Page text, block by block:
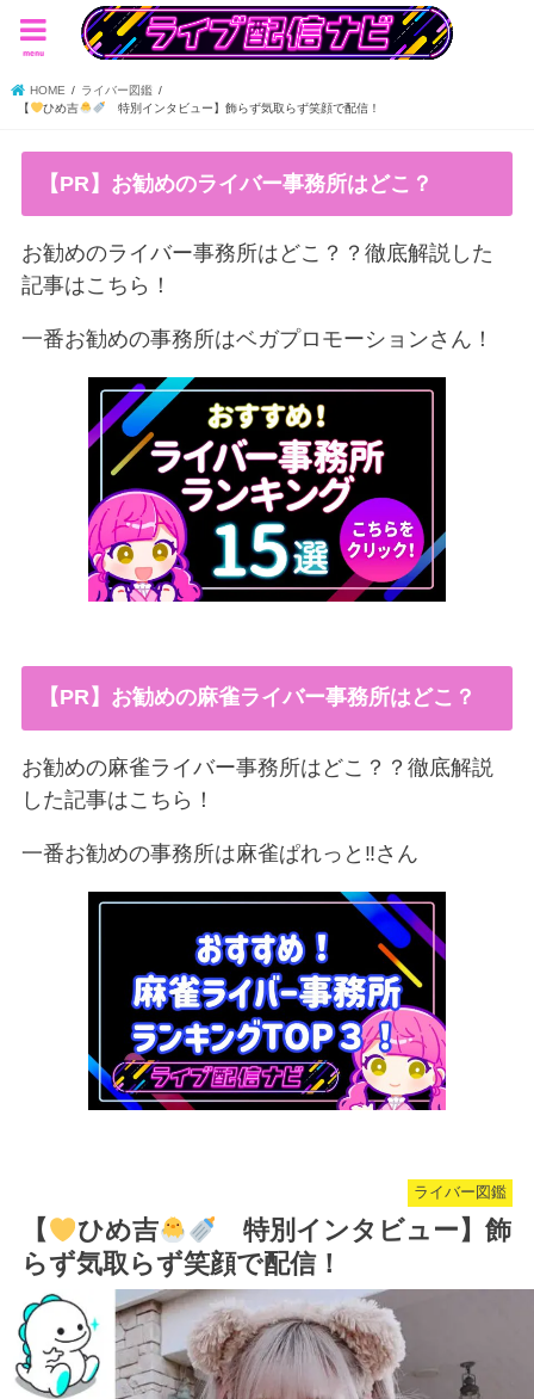
menu
HOME
ライバー図鑑
【
ひめ吉 特別インタビュー】飾らず気取らず笑顔で配信！
【PR】お勧めのライバー事務所はどこ？
お勧めのライバー事務所はどこ？？徹底解説した
記事はこちら！
一番お勧めの事務所はベガプロモーションさん！
【PR】お勧めの麻雀ライバー事務所はどこ？
お勧めの麻雀ライバー事務所はどこ？？徹底解説
した記事はこちら！
一番お勧めの事務所は麻雀ぱれっと‼︎さん
ライバー図鑑
【 ひめ吉
特別インタビュー】飾
らず気取らず笑顔で配信！